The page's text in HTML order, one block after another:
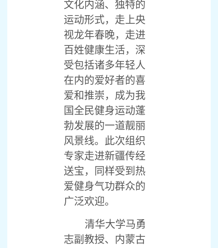
文化内涵、独特的
运动形式，走上央
视龙年春晚，走进
百姓健康生活，深
受包括诸多年轻人
在内的爱好者的喜
爱和推崇，成为我
国全民健身运动蓬
勃发展的一道靓丽
风景线。此次组织
专家走进新疆传经
送宝，同样受到热
爱健身气功群众的
广泛欢迎。
清华大学马勇
志副教授、内蒙古